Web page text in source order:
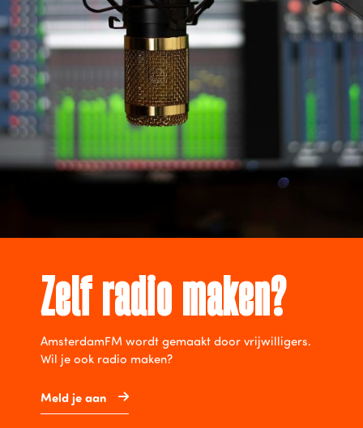
Zelf radio maken?
AmsterdamFM wordt gemaakt door vrijwilligers.
Wil je ook radio maken?
Meld je aan